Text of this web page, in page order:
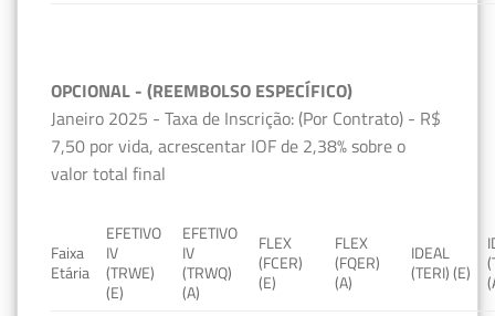
OPCIONAL - (REEMBOLSO ESPECÍFICO)
Janeiro 2025 - Taxa de Inscrição: (Por Contrato) - R$
7,50 por vida, acrescentar IOF de 2,38% sobre o
valor total final
Faixa
Etária
EFETIVO
IV
(TRWE)
(E)
EFETIVO
IV
(TRWQ)
(A)
FLEX
(FCER)
(E)
FLEX
(FQER)
(A)
IDEAL
(TERI) (E)